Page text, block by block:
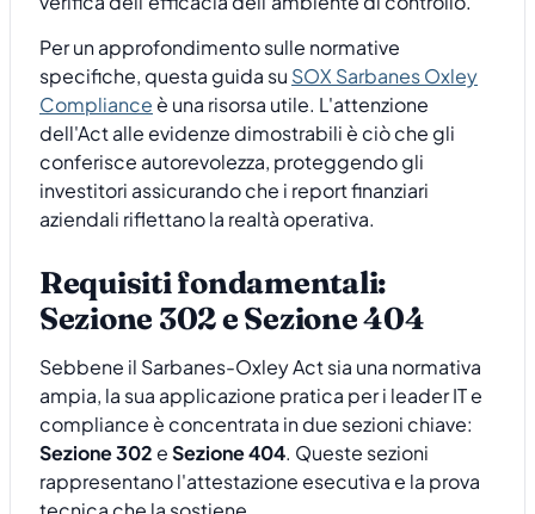
Per un approfondimento sulle normative
specifiche, questa guida su SOX Sarbanes Oxley
Compliance è una risorsa utile. L'attenzione
dell'Act alle evidenze dimostrabili è ciò che gli
conferisce autorevolezza, proteggendo gli
investitori assicurando che i report finanziari
aziendali riflettano la realtà operativa.
Requisiti fondamentali:
Sezione 302 e Sezione 404
Sebbene il Sarbanes-Oxley Act sia una normativa
ampia, la sua applicazione pratica per i leader IT e
compliance è concentrata in due sezioni chiave:
Sezione 302 eSezione 404. Queste sezioni
rappresentano l'attestazione esecutiva e la prova